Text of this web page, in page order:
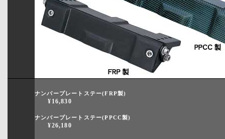
ナンバープレートステー(FRP製)
¥16,830
ナンバープレートステー(PPCC製)
¥26,180